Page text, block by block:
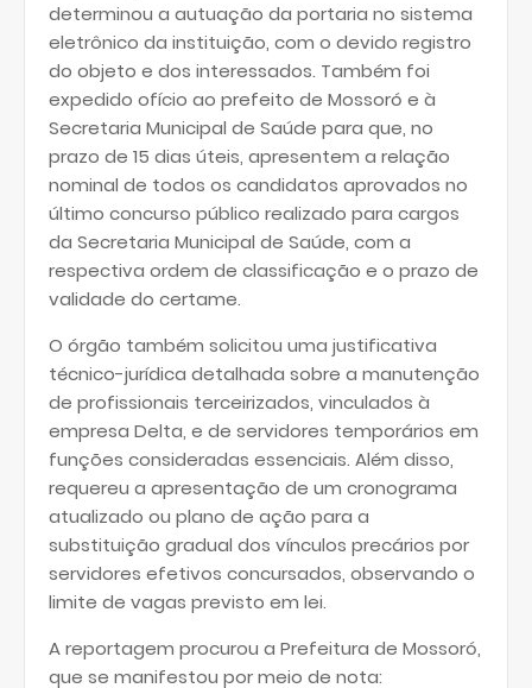
determinou a autuação da portaria no sistema
eletrônico da instituição, com o devido registro
do objeto e dos interessados. Também foi
expedido ofício ao prefeito de Mossoró e à
Secretaria Municipal de Saúde para que, no
prazo de 15 dias úteis, apresentem a relação
nominal de todos os candidatos aprovados no
último concurso público realizado para cargos
da Secretaria Municipal de Saúde, com a
respectiva ordem de classificação e o prazo de
validade do certame.
O órgão também solicitou uma justificativa
técnico-jurídica detalhada sobre a manutenção
de profissionais terceirizados, vinculados à
empresa Delta, e de servidores temporários em
funções consideradas essenciais. Além disso,
requereu a apresentação de um cronograma
atualizado ou plano de ação para a
substituição gradual dos vínculos precários por
servidores efetivos concursados, observando o
limite de vagas previsto em lei.
A reportagem procurou a Prefeitura de Mossoró,
que se manifestou por meio de nota: